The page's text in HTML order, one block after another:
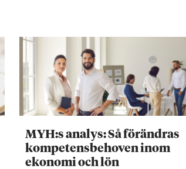
MYH:s analys: Så förändras
kompetensbehoven inom
ekonomi och lön